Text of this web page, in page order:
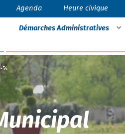
Agenda Heure civique
Démarches Administratives
54